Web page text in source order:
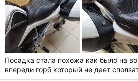
Посадка стала похожа как было на
впереди горб который не дает